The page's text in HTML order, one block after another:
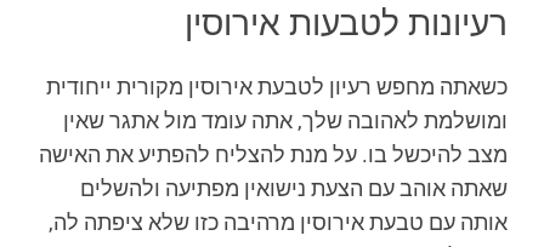
רעיונות לטבעות אירוסין
כשאתה מחפש רעיון לטבעת אירוסין מקורית ייחודית
ומושלמת לאהובה שלך, אתה עומד מול אתגר שאין
מצב להיכשל בו. על מנת להצליח להפתיע את האישה
שאתה אוהב עם הצעת נישואין מפתיעה ולהשלים
אותה עם טבעת אירוסין מרהיבה כזו שלא ציפתה לה,